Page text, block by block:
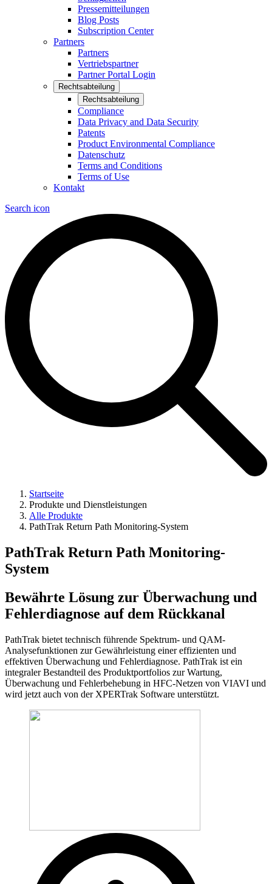
Pressemitteilungen
Blog Posts
Subscription Center
Partners
Partners
Vertriebspartner
Partner Portal Login
Rechtsabteilung
Rechtsabteilung
Compliance
Data Privacy and Data Security
Patents
Product Environmental Compliance
Datenschutz
Terms and Conditions
Terms of Use
Kontakt
Search icon
Startseite
Produkte und Dienstleistungen
Alle Produkte
PathTrak Return Path Monitoring-System
PathTrak Return Path Monitoring-
System
Bewährte Lösung zur Überwachung und
Fehlerdiagnose auf dem Rückkanal
PathTrak bietet technisch führende Spektrum- und QAM-
Analysefunktionen zur Gewährleistung einer effizienten und
effektiven Überwachung und Fehlerdiagnose. PathTrak ist ein
integraler Bestandteil des Produktportfolios zur Wartung,
Überwachung und Fehlerbehebung in HFC-Netzen von VIAVI und
wird jetzt auch von der XPERTrak Software unterstützt.